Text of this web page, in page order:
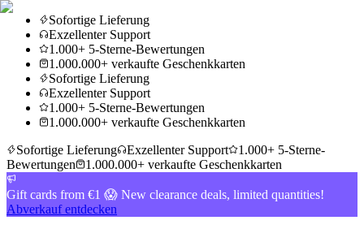
Sofortige Lieferung
Exzellenter Support
1.000+ 5-Sterne-Bewertungen
1.000.000+ verkaufte Geschenkkarten
Sofortige Lieferung
Exzellenter Support
1.000+ 5-Sterne-Bewertungen
1.000.000+ verkaufte Geschenkkarten
Sofortige Lieferung
Exzellenter Support
1.000+ 5-Sterne-
Bewertungen
1.000.000+ verkaufte Geschenkkarten
Gift cards from €1 😱 New clearance deals, limited quantities!
Abverkauf entdecken